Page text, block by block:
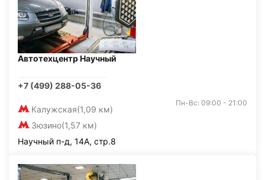
Автотехцентр Научный
+7 (499) 288-05-36
Калужская(1,09 км)
Зюзино(1,57 км)
Пн-Вс: 09:00 - 21:00
Научный п-д, 14А, стр.8